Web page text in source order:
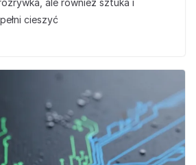
cieszyć